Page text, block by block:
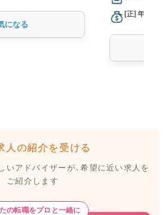
になる
[正] 年収300
人の紹介を受ける
いアドバイザーが、希望に近い求人を
ご紹介します
の転職をプロと一緒に